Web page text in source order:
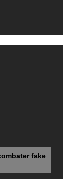
fake